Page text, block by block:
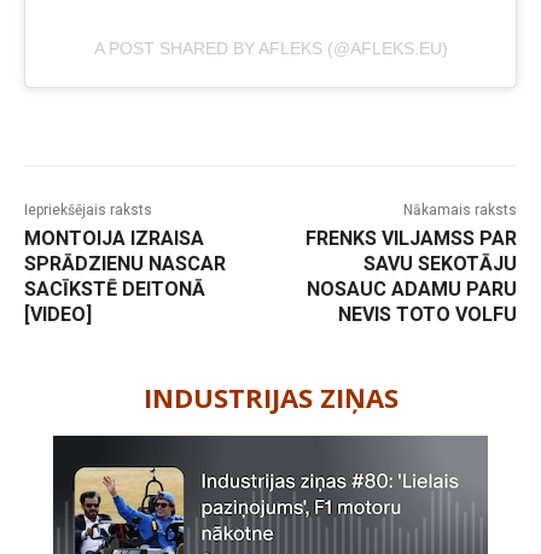
A POST SHARED BY AFLEKS (@AFLEKS.EU)
Iepriekšējais raksts
MONTOIJA IZRAISA
SPRĀDZIENU NASCAR
SACĪKSTĒ DEITONĀ
[VIDEO]
Nākamais raksts
FRENKS VILJAMSS PAR
SAVU SEKOTĀJU
NOSAUC ADAMU PARU
NEVIS TOTO VOLFU
INDUSTRIJAS ZIŅAS